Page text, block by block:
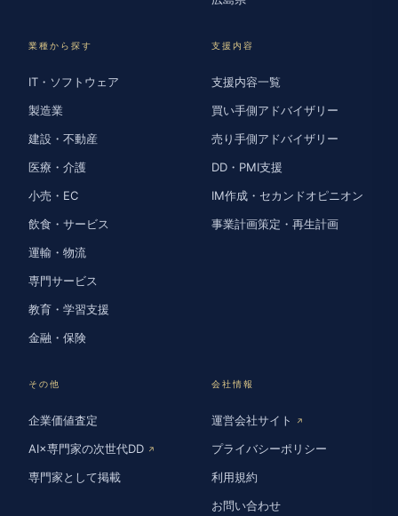
業種から探す
IT・ソフトウェア
製造業
建設・不動産
医療・介護
小売・EC
飲食・サービス
運輸・物流
専門サービス
教育・学習支援
金融・保険
支援内容
支援内容一覧
買い手側アドバイザリー
売り手側アドバイザリー
DD・PMI支援
IM作成・セカンドオピニオン
事業計画策定・再生計画
その他
企業価値査定
AI×専門家の次世代DD ↗
専門家として掲載
会社情報
運営会社サイト ↗
プライバシーポリシー
利用規約
お問い合わせ